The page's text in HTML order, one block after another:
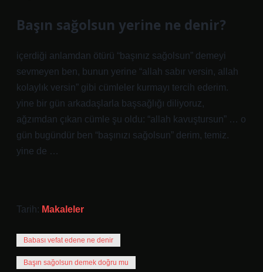
Başın sağolsun yerine ne denir?
içerdiği anlamdan ötürü “başınız sağolsun” demeyi
sevmeyen ben, bunun yerine “allah sabır versin, allah
kolaylık versin” gibi cümleler kurmayı tercih ederim.
yine bir gün arkadaşlarla başsağlığı diliyoruz,
ağzımdan çıkan cümle şu oldu: “allah kavuştursun” … o
gün bugündür ben “başınızı sağolsun” derim, temiz.
yine de …
Tarih: Makaleler
Babası vefat edene ne denir
Başın sağolsun demek doğru mu